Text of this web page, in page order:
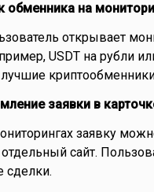
обменника на
открывает
USDT на рубли
заявки в
заявку
отдельный сайт.
сделки.